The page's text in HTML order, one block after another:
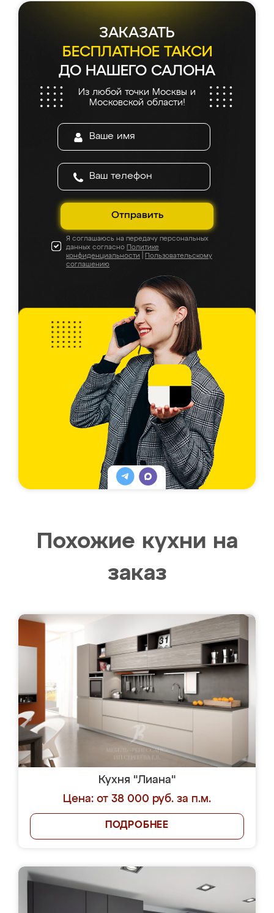
ЗАКАЗАТЬ
БЕСПЛАТНОЕ ТАКСИ
ДО НАШЕГО САЛОНА
Из любой точки Москвы и
Московской области!
Отправить
Я соглашаюсь на передачу персональных
данных согласно Политике
конфиденциальности
Пользовательскому
соглашению
Похожие кухни на
заказ
Кухня "Лиана"
Цена: от 38 000 руб. за п.м.
ПОДРОБНЕЕ